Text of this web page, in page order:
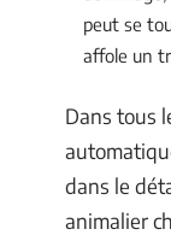
peut se
affole un
Dans tous
dans le
animalier